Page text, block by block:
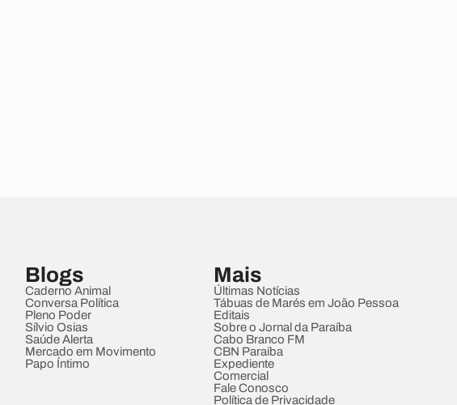
Blogs
Caderno Animal
Conversa Política
Pleno Poder
Sílvio Osias
Saúde Alerta
Mercado em Movimento
Papo Íntimo
Mais
Últimas Notícias
Tábuas de Marés em João Pessoa
Editais
Sobre o Jornal da Paraíba
Cabo Branco FM
CBN Paraíba
Expediente
Comercial
Fale Conosco
Política de Privacidade